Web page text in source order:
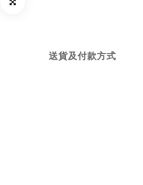
送貨及付款方式